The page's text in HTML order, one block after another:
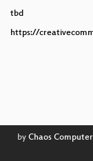
tbd
https://
by Chaos